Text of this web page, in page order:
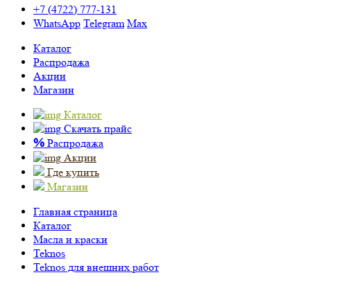
+7 (4722) 777-131
WhatsApp Telegram Max
Каталог
Распродажа
Акции
Магазин
Каталог
Скачать прайс
% Распродажа
Акции
Где купить
Магазин
Главная страница
Каталог
Масла и краски
Teknos
Teknos для внешних работ